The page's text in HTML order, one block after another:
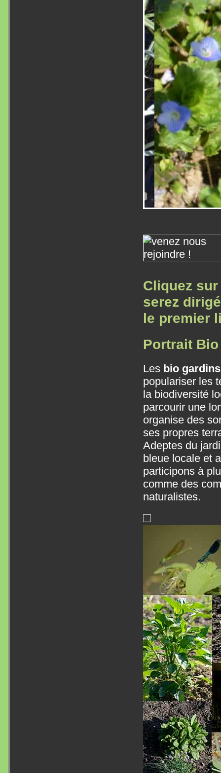
Cliquez
serez
le premier
Portrait
Les bio gardins
populariser les
la biodiversité
parcourir une
organise des
ses propres
Adeptes du
bleue locale et
participons à
comme des
naturalistes.